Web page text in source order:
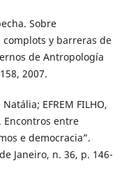
Sobre
y barreras de
de Antropología
2007.
Natália; EFREM FILHO,
Encontros entre
e democracia”.
Janeiro, n. 36, p. 146-